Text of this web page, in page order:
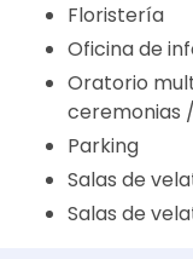
Floristería
Oficina de
Oratorio
ceremonias
Parking
Salas de
Salas de